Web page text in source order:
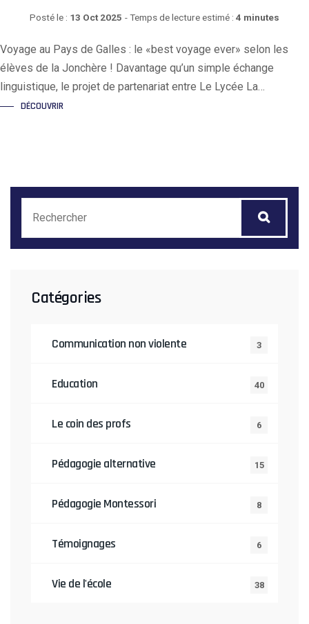
Posté le : 13 Oct 2025 - Temps de lecture estimé : 4 minutes
Voyage au Pays de Galles : le «best voyage ever» selon les
élèves de la Jonchère ! Davantage qu’un simple échange
linguistique, le projet de partenariat entre Le Lycée La…
DÉCOUVRIR
Catégories
Communication non violente 3
Education 40
Le coin des profs 6
Pédagogie alternative 15
Pédagogie Montessori 8
Témoignages 6
Vie de l'école 38